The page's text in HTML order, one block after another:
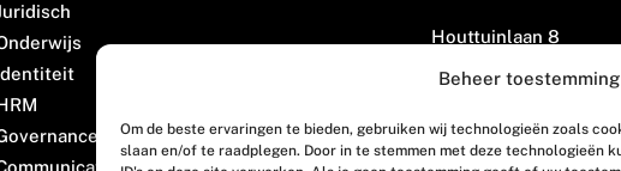
Beheer toestemming
Om de beste ervaringen te bieden, gebruiken wij technologieën zoals
slaan en/of te raadplegen. Door in te stemmen met deze technologieën
Houttuinlaan 8
3447 GM Woerden
(0348) 405 200
welkom@vosabb.nl